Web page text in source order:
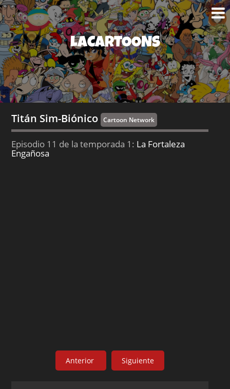
LACARTOONS
Titán Sim-Biónico Cartoon Network
Episodio 11 de la temporada 1: La Fortaleza
Engañosa
Anterior Siguiente